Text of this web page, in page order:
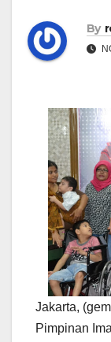
By
Jakarta,
Pimpinan